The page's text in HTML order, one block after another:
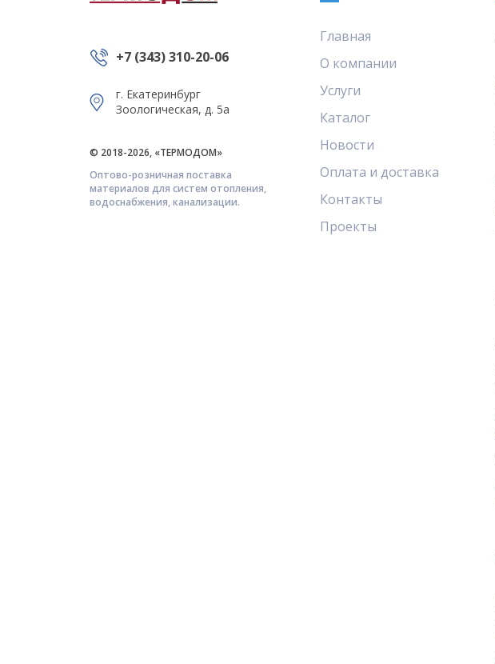
+7 (343) 310-20-06
г. Екатеринбург
Зоологическая, д. 5а
© 2018-2026, «ТЕРМОДОМ»
Оптово-розничная поставка
материалов для систем отопления,
водоснабжения, канализации.
Главная
О компании
Услуги
Каталог
Новости
Оплата и доставка
Контакты
Проекты